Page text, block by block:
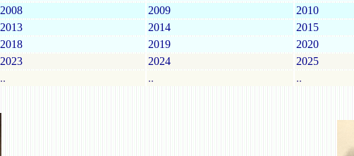
2008 2009
2010
2013 2014
2015
2018 2019
2020
2023 2024
2025
.. .. ..